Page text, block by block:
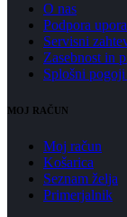
O nas
Podpora
Servisni
Zasebnost in
Splošni
MOJ RAČUN
Moj račun
Košarica
Seznam želja
Primerjalnik